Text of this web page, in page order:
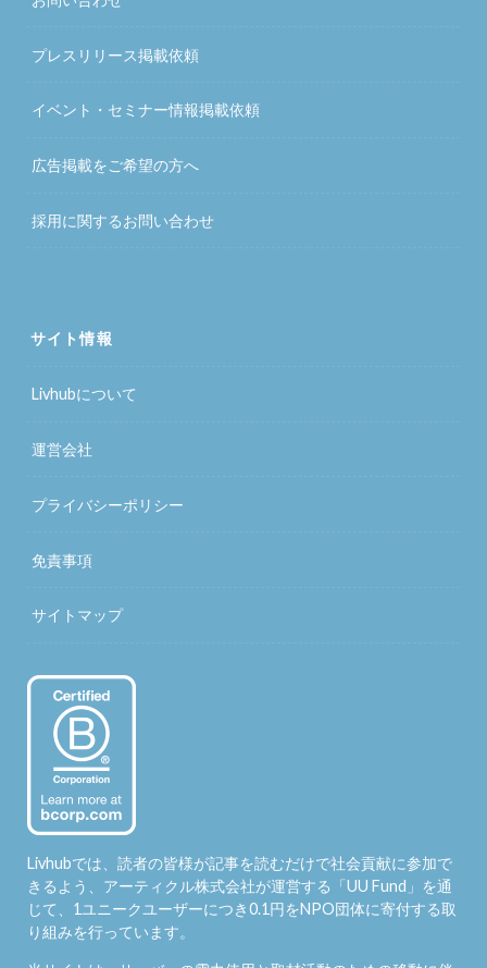
プレスリリース掲載依頼
イベント・セミナー情報掲載依頼
広告掲載をご希望の方へ
採用に関するお問い合わせ
サイト情報
Livhubについて
運営会社
プライバシーポリシー
免責事項
サイトマップ
Livhubでは、読者の皆様が記事を読むだけで社会貢献に参加で
きるよう、アーティクル株式会社が運営する「UU Fund 」を通
じて、1ユニークユーザーにつき0.1円をNPO団体に寄付する取
り組みを行っています。